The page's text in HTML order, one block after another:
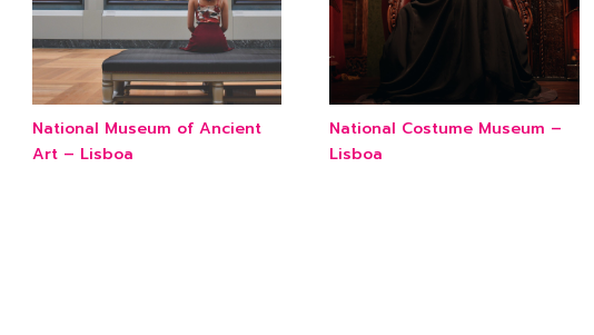
National Museum of Ancient
Art – Lisboa
National Costume Museum –
Lisboa